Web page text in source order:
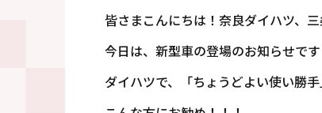
皆さまこんにちは！奈良ダイハツ、三
今日は、新型車の登場のお知らせです
ダイハツで、「ちょうどよい使い勝